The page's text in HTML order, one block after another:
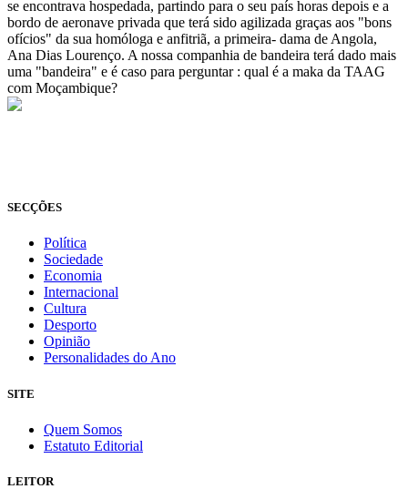
se encontrava hospedada, partindo para o seu país horas depois e a
bordo de aeronave privada que terá sido agilizada graças aos "bons
ofícios" da sua homóloga e anfitriã, a primeira- dama de Angola,
Ana Dias Lourenço. A nossa companhia de bandeira terá dado mais
uma "bandeira" e é caso para perguntar : qual é a maka da TAAG
com Moçambique?
SECÇÕES
Política
Sociedade
Economia
Internacional
Cultura
Desporto
Opinião
Personalidades do Ano
SITE
Quem Somos
Estatuto Editorial
LEITOR